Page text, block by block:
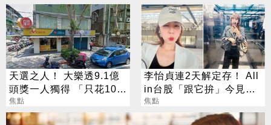
天選之人！ 大樂透9.1億
頭獎一人獨得 「只花100
元」買法曝光
焦點
李怡貞連2天解定存！ All
in台股「跟它拚」今見暴
漲笑：乖乖上班
焦點